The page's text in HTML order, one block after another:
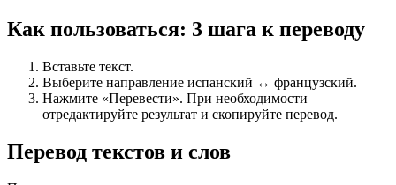
Как пользоваться: 3 шага к переводу
Вставьте текст.
Выберите направление испанский ↔ французский.
Нажмите «Перевести». При необходимости
отредактируйте результат и скопируйте перевод.
Перевод текстов и слов